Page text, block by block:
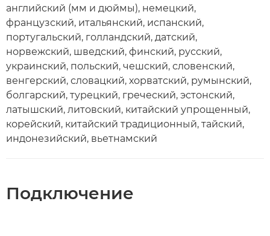
английский (мм и дюймы), немецкий,
французский, итальянский, испанский,
португальский, голландский, датский,
норвежский, шведский, финский, русский,
украинский, польский, чешский, словенский,
венгерский, словацкий, хорватский, румынский,
болгарский, турецкий, греческий, эстонский,
латышский, литовский, китайский упрощенный,
корейский, китайский традиционный, тайский,
индонезийский, вьетнамский
Подключение